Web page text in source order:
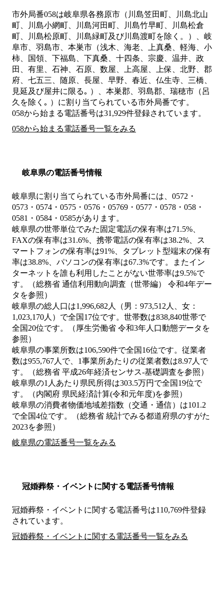
市外局番058は岐阜県各務原市（川島笠田町、川島北山
町、川島小網町、川島河田町、川島竹早町、川島松倉
町、川島松原町、川島緑町及び川島渡町を除く。）、岐
阜市、羽島市、本巣市（浅木、海老、上真桑、軽海、小
柿、国領、下福島、下真桑、十四条、宗慶、温井、政
田、有里、石神、石原、数屋、上高屋、上保、北野、郡
府、七五三、随原、長屋、早野、春近、仏生寺、三橋、
見延及び屋井に限る｡ ）、本巣郡、羽島郡、瑞穂市（呂
久を除く｡ ） に割り当てられている市外局番です。
058から始まる電話番号は31,929件登録されています。
058から始まる電話番号一覧をみる
岐阜県の電話番号情報
岐阜県に割り当てられている市外局番には、0572・
0573・0574・0575・0576・05769・0577・0578・058・
0581・0584・0585があります。
岐阜県の世帯単位でみた固定電話の保有率は71.5%、
FAXの保有率は31.6%、携帯電話の保有率は38.2%、ス
マートフォンの保有率は91%、タブレット型端末の保有
率は38.8%、パソコンの保有率は67.3%です。またイン
ターネットを誰も利用したことがない世帯率は9.5%で
す。（総務省 通信利用動向調査（世帯編） 令和4年デー
タを参照）
岐阜県の総人口は1,996,682人（男：973,512人、女：
1,023,170人）で全国17位です。世帯数は838,840世帯で
全国20位です。（厚生労働省 令和3年人口動態データを
参照）
岐阜県の事業所数は106,590件で全国16位です。従業者
数は955,767人で、1事業所あたりの従業者数は8.97人で
す。（総務省 平成26年経済センサス‐基礎調査を参照）
岐阜県の1人あたり県民所得は303.5万円で全国19位で
す。（内閣府 県民経済計算(令和元年度)を参照）
岐阜県の消費者物価地域差指数（交通・通信）は101.2
で全国4位です。（総務省 統計でみる都道府県のすがた
2023を参照）
岐阜県の電話番号一覧をみる
冠婚葬祭・イベントに関する電話番号情報
冠婚葬祭・イベントに関する電話番号は110,769件登録
されています。
冠婚葬祭・イベントに関する電話番号一覧をみる